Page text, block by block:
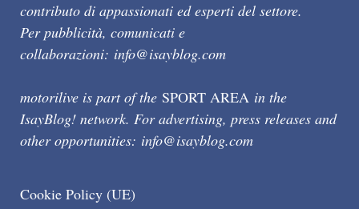
contributo di appassionati ed esperti del settore.
Per pubblicità, comunicati e
collaborazioni: info@isayblog.com
motorilive is part of the SPORT AREA in the
IsayBlog! network. For advertising, press releases and
other opportunities: info@isayblog.com
Cookie Policy (UE)